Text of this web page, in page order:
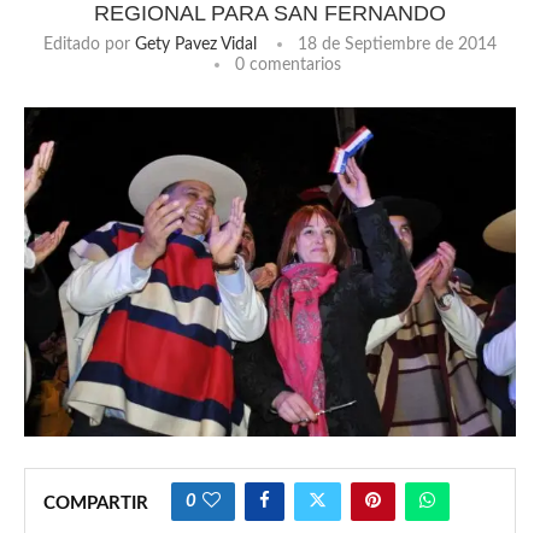
REGIONAL PARA SAN FERNANDO
Editado por Gety Pavez Vidal
18 de Septiembre de 2014
0 comentarios
COMPARTIR 0